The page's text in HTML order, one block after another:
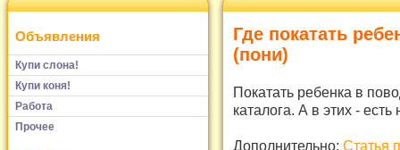
Объявления
Купи слона!
Купи коня!
Работа
Прочее
Где покатать
(пони)
Покатать ребенка в
каталога. А в этих -
Дополнительно: Статья